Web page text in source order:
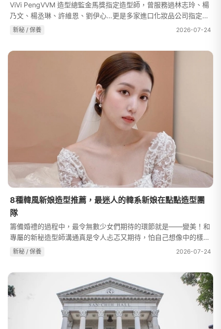
ViVi PengVVM 造型總監金馬獎指定造型師，曾服務過林志玲、楊
乃文、楊丞琳、許維恩、劉伊心…更是多家進口化妝品公司指定的
講師『我在設計婚禮造型的時候，絕對以客人的喜好出發，因為，
新秘 / 保養 2026-07-24
8種韓風新娘造型推薦，最迷人的韓系新娘在點點造型團
隊
籌備婚禮的過程中，最令無數少女們期待的環節就是——變美！和
專屬的新秘造型師溝通真是令人忐忑又期待，怕自己想像中的樣子
無法很好的傳遞給造型師，也怕造型師設計出不適合自己的造
新秘 / 保養 2026-07-24